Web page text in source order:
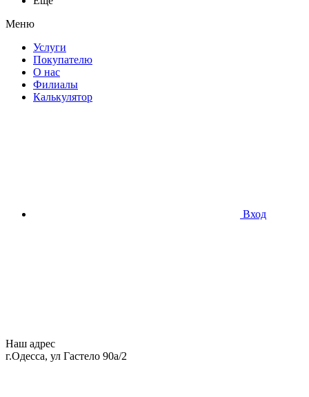
Меню
Услуги
Покупателю
О нас
Филиалы
Калькулятор
Вход
Наш адрес
г.Одесса, ул Гастело 90а/2